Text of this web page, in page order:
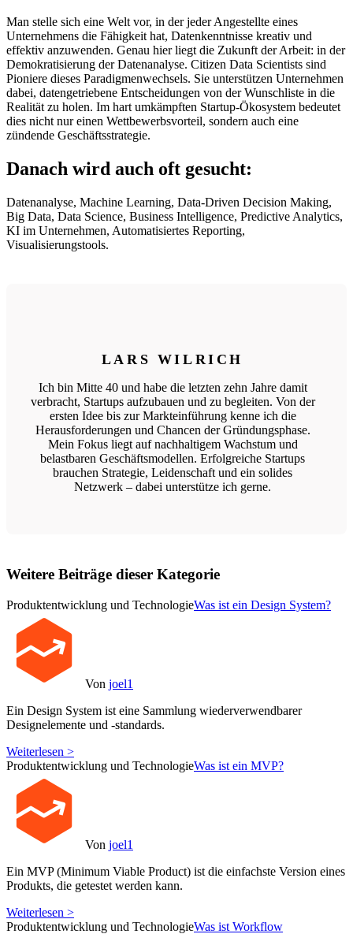
Man stelle sich eine Welt vor, in der jeder Angestellte eines
Unternehmens die Fähigkeit hat, Datenkenntnisse kreativ und
effektiv anzuwenden. Genau hier liegt die Zukunft der Arbeit: in der
Demokratisierung der Datenanalyse. Citizen Data Scientists sind
Pioniere dieses Paradigmenwechsels. Sie unterstützen Unternehmen
dabei, datengetriebene Entscheidungen von der Wunschliste in die
Realität zu holen. Im hart umkämpften Startup-Ökosystem bedeutet
dies nicht nur einen Wettbewerbsvorteil, sondern auch eine
zündende Geschäftsstrategie.
Danach wird auch oft gesucht:
Datenanalyse, Machine Learning, Data-Driven Decision Making,
Big Data, Data Science, Business Intelligence, Predictive Analytics,
KI im Unternehmen, Automatisiertes Reporting,
Visualisierungstools.
LARS WILRICH
Ich bin Mitte 40 und habe die letzten zehn Jahre damit
verbracht, Startups aufzubauen und zu begleiten. Von der
ersten Idee bis zur Markteinführung kenne ich die
Herausforderungen und Chancen der Gründungsphase.
Mein Fokus liegt auf nachhaltigem Wachstum und
belastbaren Geschäftsmodellen. Erfolgreiche Startups
brauchen Strategie, Leidenschaft und ein solides
Netzwerk – dabei unterstütze ich gerne.
Weitere Beiträge dieser Kategorie
Produktentwicklung und TechnologieWas ist ein Design System?
Von joel1
Ein Design System ist eine Sammlung wiederverwendbarer
Designelemente und -standards.
Weiterlesen >
Produktentwicklung und TechnologieWas ist ein MVP?
Von joel1
Ein MVP (Minimum Viable Product) ist die einfachste Version eines
Produkts, die getestet werden kann.
Weiterlesen >
Produktentwicklung und TechnologieWas ist Workflow